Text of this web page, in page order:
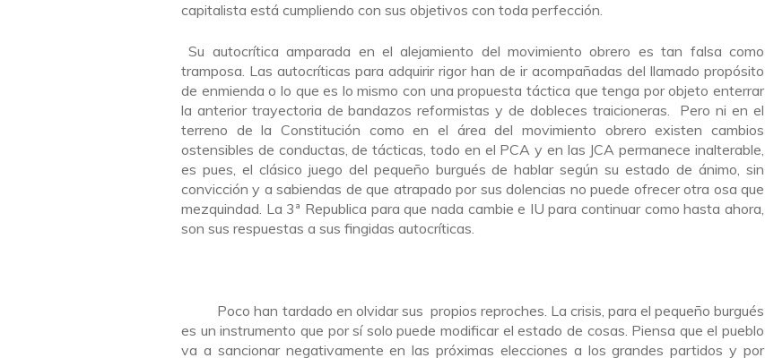
capitalista está cumpliendo con sus objetivos con toda perfección.
Su autocrítica amparada en el alejamiento del movimiento obrero es tan falsa como
tramposa. Las autocríticas para adquirir rigor han de ir acompañadas del llamado propósito
de enmienda o lo que es lo mismo con una propuesta táctica que tenga por objeto enterrar
la anterior trayectoria de bandazos reformistas y de dobleces traicioneras. Pero ni en el
terreno de la Constitución como en el área del movimiento obrero existen cambios
ostensibles de conductas, de tácticas, todo en el PCA y en las JCA permanece inalterable,
es pues, el clásico juego del pequeño burgués de hablar según su estado de ánimo, sin
convicción y a sabiendas de que atrapado por sus dolencias no puede ofrecer otra osa que
mezquindad. La 3ª Republica para que nada cambie e IU para continuar como hasta ahora,
son sus respuestas a sus fingidas autocríticas.
Poco han tardado en olvidar sus propios reproches. La crisis, para el pequeño burgués
es un instrumento que por sí solo puede modificar el estado de cosas. Piensa que el pueblo
va a sancionar negativamente en las próximas elecciones a los grandes partidos y por